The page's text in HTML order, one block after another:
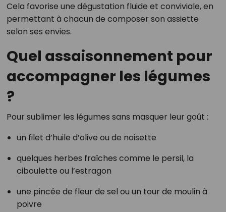
Cela favorise une dégustation fluide et conviviale, en
permettant à chacun de composer son assiette
selon ses envies.
Quel assaisonnement pour
accompagner les légumes
?
Pour sublimer les légumes sans masquer leur goût :
un filet d’huile d’olive ou de noisette
quelques herbes fraîches comme le persil, la
ciboulette ou l’estragon
une pincée de fleur de sel ou un tour de moulin à
poivre